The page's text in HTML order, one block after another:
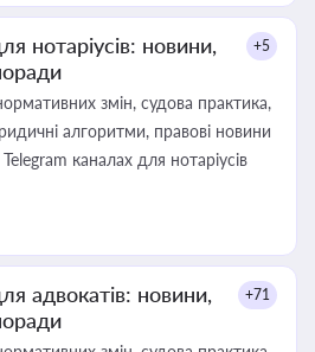
нотаріусів: новини,
+5
змін, судова практика,
алгоритми, правові новини
каналах для нотаріусів
адвокатів: новини,
+71